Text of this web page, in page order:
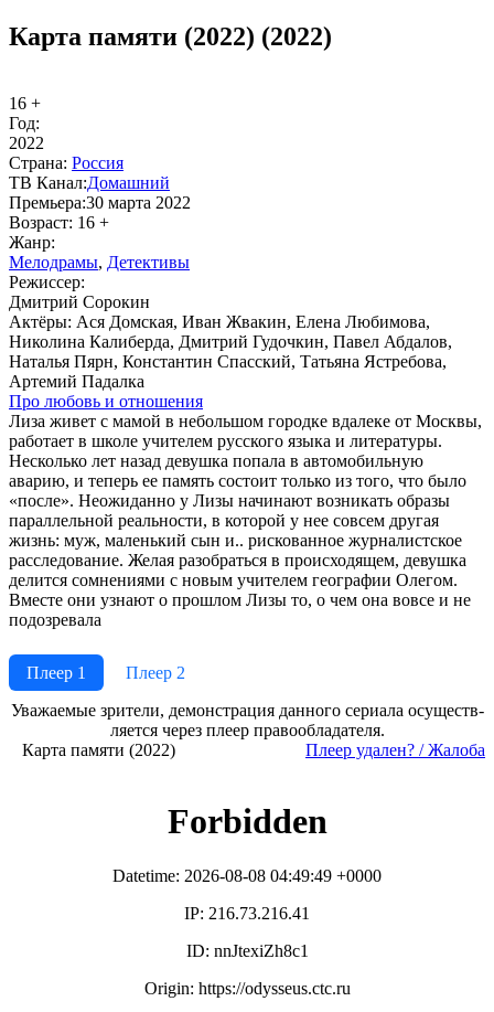
Карта памяти (2022) (2022)
16 +
Год:
2022
Стра­на: Рос­сия
ТВ Ка­нал:До­маш­ний
Пре­мье­ра:30 марта 2022
Воз­раст: 16 +
Жанр:
Ме­ло­дра­мы, Де­тек­ти­вы
Ре­жис­сер:
Дмитрий Сорокин
Ак­тё­ры: Ася Домская, Иван Жвакин, Елена Любимова,
Николина Калиберда, Дмитрий Гудочкин, Павел Абдалов,
Наталья Пярн, Константин Спасский, Татьяна Ястребова,
Артемий Падалка
Про лю­бовь и от­но­ше­ния
Лиза живет с мамой в небольшом городке вдалеке от Москвы,
работает в школе учителем русского языка и литературы.
Несколько лет назад девушка попала в автомобильную
аварию, и теперь ее память состоит только из того, что было
«после». Неожиданно у Лизы начинают возникать образы
параллельной реальности, в которой у нее совсем другая
жизнь: муж, маленький сын и.. рискованное журналистское
расследование. Желая разобраться в происходящем, девушка
делится сомнениями с новым учителем географии Олегом.
Вместе они узнают о прошлом Лизы то, о чем она вовсе и не
подозревала
Плеер 1
Плеер 2
Ува­жае­мые зри­те­ли, де­мон­ст­ра­ция дан­но­го се­риа­ла осу­ще­ст­в­
ля­ет­ся че­рез пле­ер пра­во­об­ла­да­те­ля.
Карта памяти (2022)
Пле­ер уда­лен? / Жа­ло­ба